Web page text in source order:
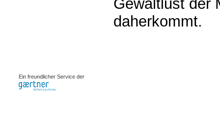
Gewaltlust der
daherkommt.
Ein freundlicher Service der